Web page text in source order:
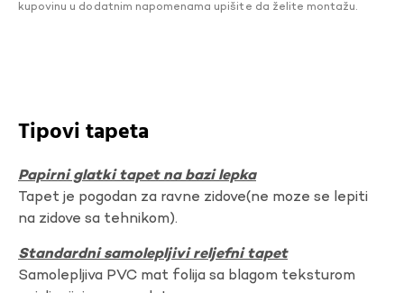
kupovinu u dodatnim napomenama upišite da želite montažu.
Tipovi tapeta
Papirni glatki tapet na bazi lepka
Tapet je pogodan za ravne zidove(ne moze se lepiti
na zidove sa tehnikom).
Standardni samolepljivi reljefni tapet
Samolepljiva PVC mat folija sa blagom teksturom